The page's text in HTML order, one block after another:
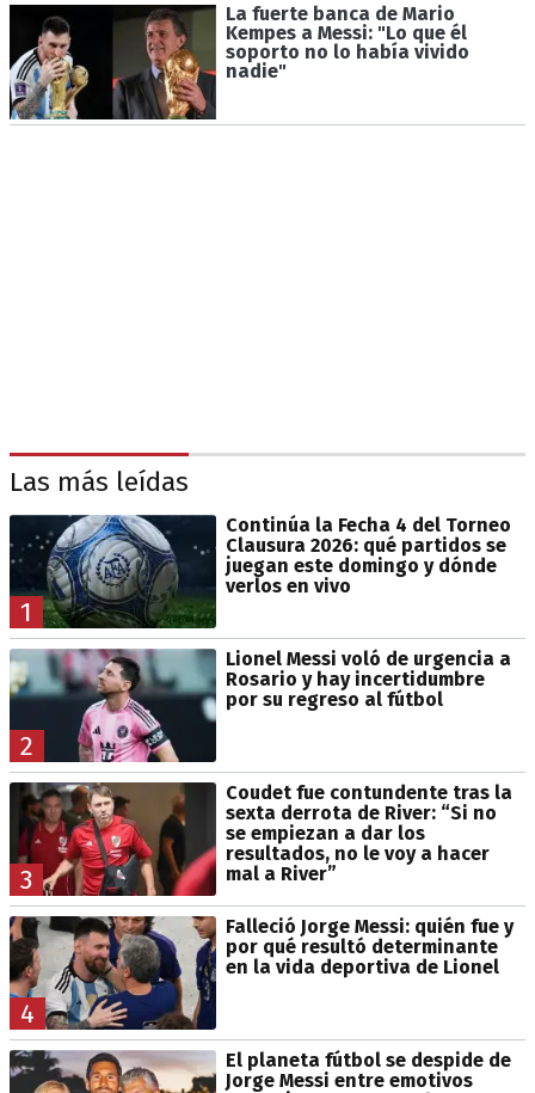
La fuerte banca de Mario
Kempes a Messi: "Lo que él
soporto no lo había vivido
nadie"
Las más leídas
1
Continúa la Fecha 4 del Torneo
Clausura 2026: qué partidos se
juegan este domingo y dónde
verlos en vivo
2
Lionel Messi voló de urgencia a
Rosario y hay incertidumbre
por su regreso al fútbol
3
Coudet fue contundente tras la
sexta derrota de River: “Si no
se empiezan a dar los
resultados, no le voy a hacer
mal a River”
4
Falleció Jorge Messi: quién fue y
por qué resultó determinante
en la vida deportiva de Lionel
El planeta fútbol se despide de
Jorge Messi entre emotivos